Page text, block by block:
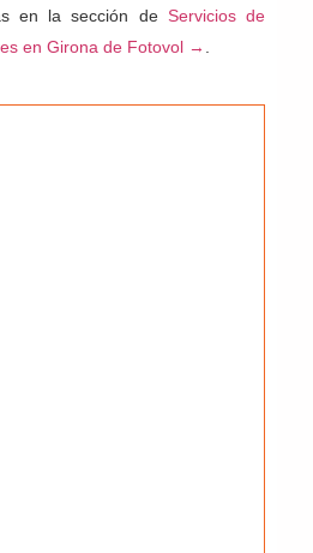
en la sección de Servicios de
en Girona de Fotovol →